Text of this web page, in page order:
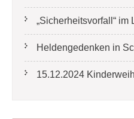
„Sicherheitsvorfall“
Heldengedenken in
15.12.2024